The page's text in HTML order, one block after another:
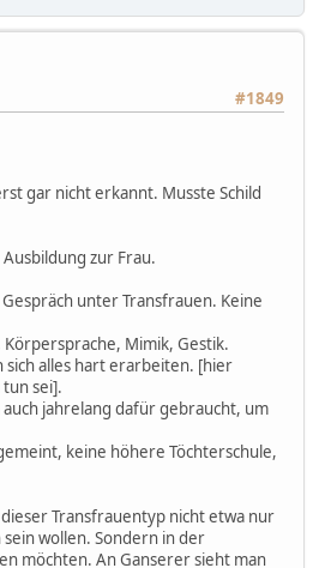
#1849
gar nicht erkannt. Musste Schild
zur Frau.
unter Transfrauen. Keine
Körpersprache, Mimik, Gestik.
sich alles hart erarbeiten. [hier
sei].
auch jahrelang dafür gebraucht, um
keine höhere Töchterschule,
dieser Transfrauentyp nicht etwa nur
wollen. Sondern in der
möchten. An Ganserer sieht man